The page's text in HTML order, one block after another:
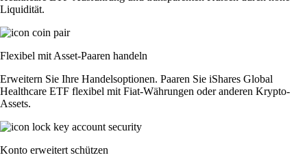
Liquidität.
Flexibel mit Asset-Paaren handeln
Erweitern Sie Ihre Handelsoptionen. Paaren Sie iShares Global
Healthcare ETF flexibel mit Fiat-Währungen oder anderen Krypto-
Assets.
Konto erweitert schützen